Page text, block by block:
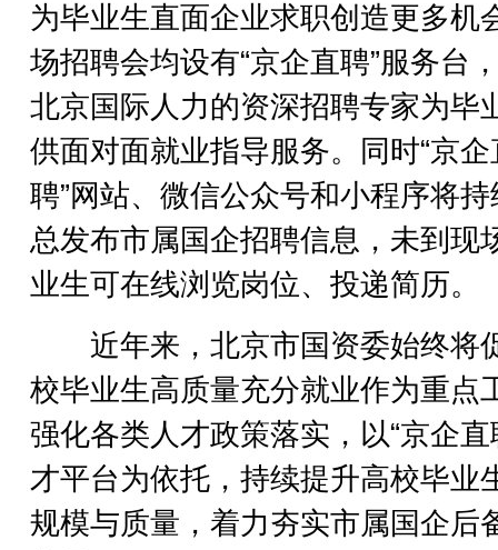
为毕业生直面企业求职创造更多机
场招聘会均设有“京企直聘”服务台
北京国际人力的资深招聘专家为毕
供面对面就业指导服务。同时“京企
聘”网站、微信公众号和小程序将
总发布市属国企招聘信息，未到现
业生可在线浏览岗位、投递简历。
近年来，北京市国资委始终将
校毕业生高质量充分就业作为重点
强化各类人才政策落实，以“京企直
才平台为依托，持续提升高校毕业
规模与质量，着力夯实市属国企后